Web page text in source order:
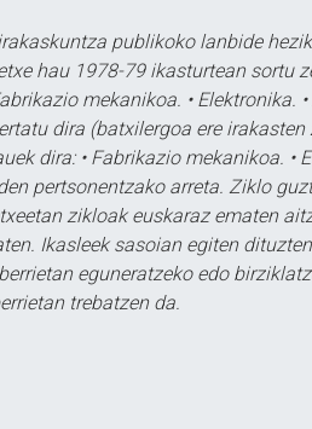
publikoko lanbide
hau 1978-79 ikasturtean sortu
mekanikoa. • Elektronika.
dira (batxilergoa ere
dira: • Fabrikazio mekanikoa. •
pertsonentzako arreta. Ziklo
zikloak euskaraz ematen
Ikasleek sasoian egiten
eguneratzeko edo
trebatzen da.